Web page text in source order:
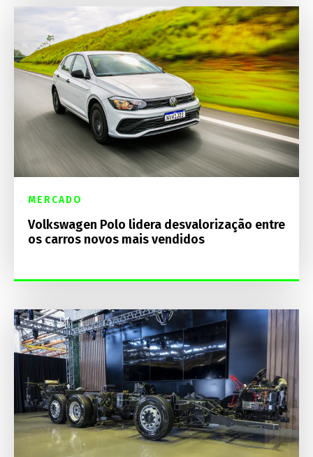
MERCADO
Volkswagen Polo lidera desvalorização entre
os carros novos mais vendidos